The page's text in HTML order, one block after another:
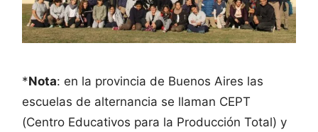
*Nota: en la provincia de Buenos Aires las
escuelas de alternancia se llaman CEPT
(Centro Educativos para la Producción Total) y